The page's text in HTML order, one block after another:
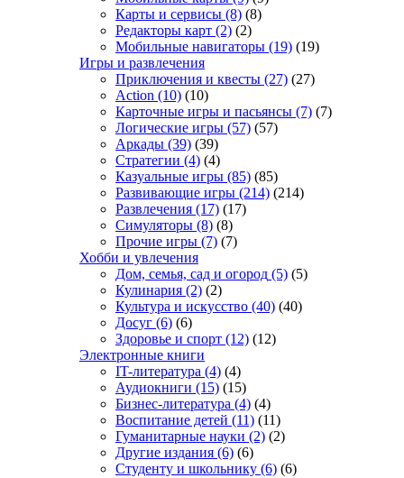
Карты и сервисы (8) (8)
Редакторы карт (2) (2)
Мобильные навигаторы (19) (19)
Игры и развлечения
Приключения и квесты (27) (27)
Action (10) (10)
Карточные игры и пасьянсы (7) (7)
Логические игры (57) (57)
Аркады (39) (39)
Стратегии (4) (4)
Казуальные игры (85) (85)
Развивающие игры (214) (214)
Развлечения (17) (17)
Симуляторы (8) (8)
Прочие игры (7) (7)
Хобби и увлечения
Дом, семья, сад и огород (5) (5)
Кулинария (2) (2)
Культура и искусство (40) (40)
Досуг (6) (6)
Здоровье и спорт (12) (12)
Электронные книги
IT-литература (4) (4)
Аудиокниги (15) (15)
Бизнес-литература (4) (4)
Воспитание детей (11) (11)
Гуманитарные науки (2) (2)
Другие издания (6) (6)
Студенту и школьнику (6) (6)